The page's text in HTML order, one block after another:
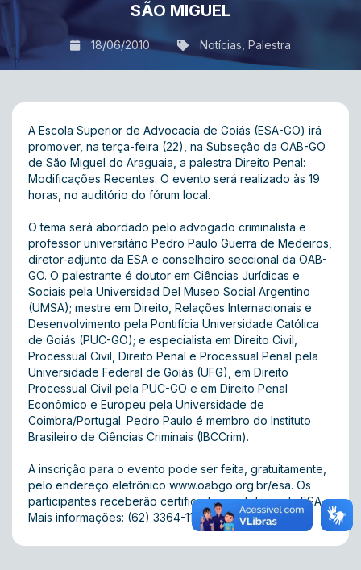
SÃO MIGUEL
18/06/2010 Notícias Palestra
A Escola Superior de Advocacia de Goiás (ESA-GO) irá
promover, na terça-feira (22), na Subseção da OAB-GO
de São Miguel do Araguaia, a palestra Direito Penal:
Modificações Recentes. O evento será realizado às 19
horas, no auditório do fórum local.
O tema será abordado pelo advogado criminalista e
professor universitário Pedro Paulo Guerra de Medeiros,
diretor-adjunto da ESA e conselheiro seccional da OAB-
GO. O palestrante é doutor em Ciências Jurídicas e
Sociais pela Universidad Del Museo Social Argentino
(UMSA); mestre em Direito, Relações Internacionais e
Desenvolvimento pela Pontifícia Universidade Católica
de Goiás (PUC-GO); e especialista em Direito Civil,
Processual Civil, Direito Penal e Processual Penal pela
Universidade Federal de Goiás (UFG), em Direito
Processual Civil pela PUC-GO e em Direito Penal
Econômico e Europeu pela Universidade de
Coimbra/Portugal. Pedro Paulo é membro do Instituto
Brasileiro de Ciências Criminais (IBCCrim).
A inscrição para o evento pode ser feita, gratuitamente,
pelo endereço eletrônico www.oabgo.org.br/esa. Os
participantes receberão certificados emitidos pela ESA.
Mais informações: (62) 3364-1101.